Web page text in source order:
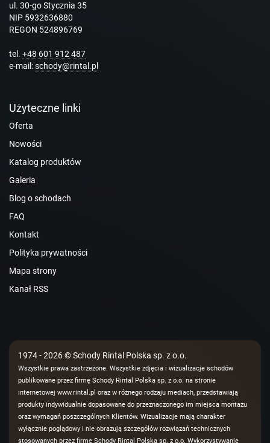
ul. 30-go Stycznia 35
NIP 5932636880
REGON 524896769
tel. +48 601 912 487
e-mail:schody@rintal.pl
Użyteczne linki
Oferta
Nowości
Katalog produktów
Galeria
Blog o schodach
FAQ
Kontakt
Polityka prywatności
Mapa strony
Kanał RSS
1974 - 2026 © Schody Rintal Polska sp. z o.o.
Wszystkie prawa zastrzeżone. Wszystkie zdjęcia i wizualizacje schodów
publikowane przez firmę Schody Rintal Polska sp. z o.o. na stronie
internetowej www.rintal.pl oraz w różnego rodzaju mediach, przedstawiają
produkty indywidualnie dopasowane do przeznaczonego im miejsca montażu
oraz wymagań poszczególnych Klientów. Wizualizacje mają charakter
wyłącznie poglądowy i nie obrazują szczegółów rozwiązań technicznych
stosowanych przez firmę Schody Rintal Polska sp. z o.o. Wykorzystywanie